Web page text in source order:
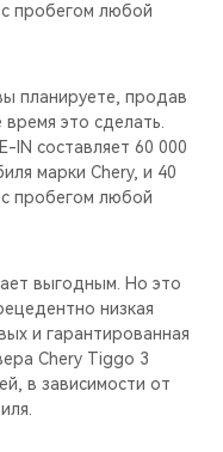
пробегом любой
планируете, продав
это сделать.
IN составляет 60 000
марки Chery, и 40
пробегом любой
выгодным. Но это
низкая
и гарантированная
Chery Tiggo 3
в зависимости от